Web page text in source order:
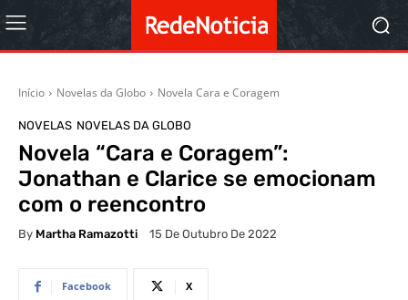
Início Novelas da Globo Novela Cara e Coragem
NOVELAS NOVELAS DA GLOBO
Novela “Cara e Coragem”:
Jonathan e Clarice se emocionam
com o reencontro
By Martha Ramazotti 15 De Outubro De 2022
Facebook X